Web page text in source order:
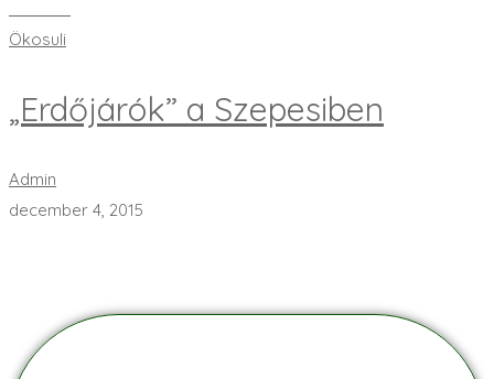
Ökosuli
„Erdőjárók” a Szepesiben
Admin
december 4, 2015